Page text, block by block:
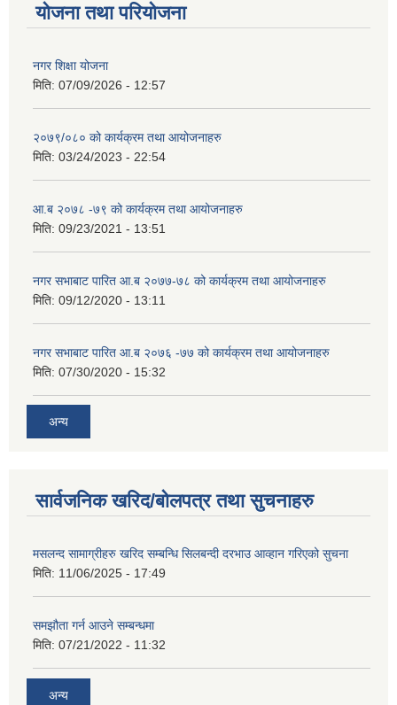
योजना तथा परियोजना
नगर शिक्षा योजना
मिति: 07/09/2026 - 12:57
२०७९/०८० को कार्यक्रम तथा आयोजनाहरु
मिति: 03/24/2023 - 22:54
आ.ब २०७८ -७९ को कार्यक्रम तथा आयोजनाहरु
मिति: 09/23/2021 - 13:51
नगर सभाबाट पारित आ.ब २०७७-७८ को कार्यक्रम तथा आयोजनाहरु
मिति: 09/12/2020 - 13:11
नगर सभाबाट पारित आ.ब २०७६ -७७ को कार्यक्रम तथा आयोजनाहरु
मिति: 07/30/2020 - 15:32
अन्य
सार्वजनिक खरिद/बोलपत्र तथा सुचनाहरु
मसलन्द सामाग्रीहरु खरिद सम्बन्धि सिलबन्दी दरभाउ आव्हान गरिएको सुचना
मिति: 11/06/2025 - 17:49
समझौता गर्न आउने सम्बन्धमा
मिति: 07/21/2022 - 11:32
अन्य